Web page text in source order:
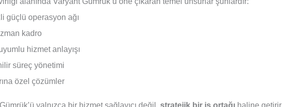
güçlü operasyon ağı
kadro
hizmet anlayışı
süreç yönetimi
özel çözümler